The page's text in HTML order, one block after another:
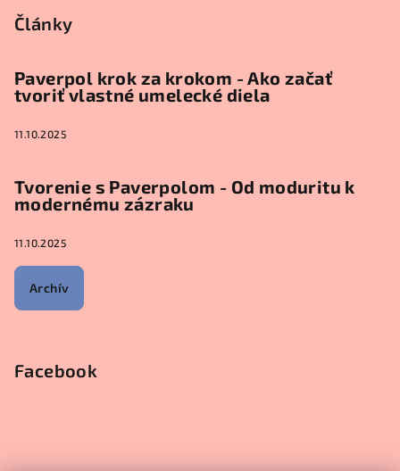
Články
Paverpol krok za krokom - Ako začať
tvoriť vlastné umelecké diela
11.10.2025
Tvorenie s Paverpolom - Od moduritu k
modernému zázraku
11.10.2025
Archív
Facebook